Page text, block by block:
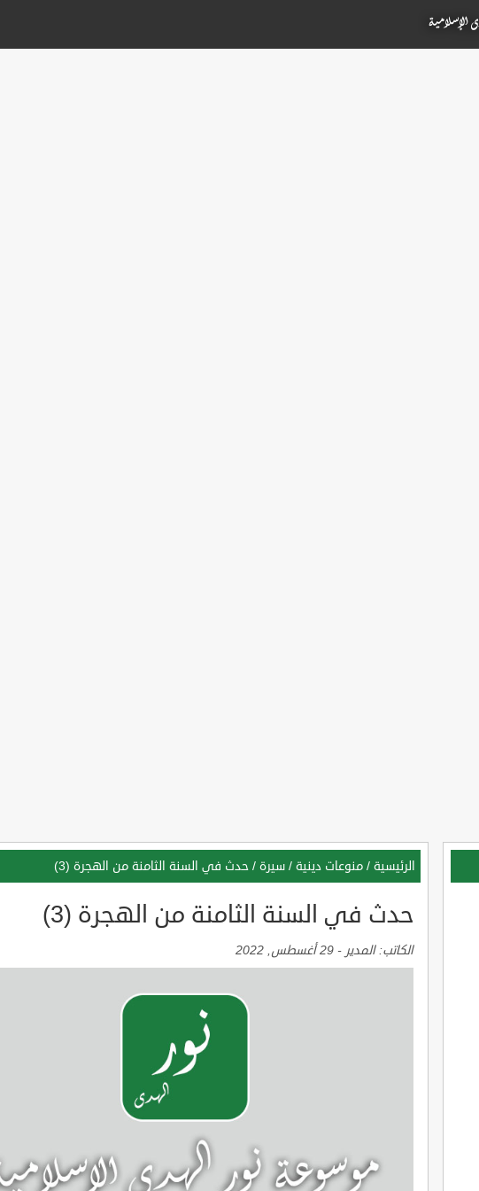
الرئيسية / منوعات دينية / سيرة / حدث في السنة الثامنة من الهجرة (3)
حدث في السنة الثامنة من الهجرة (3)
الكاتب:المدير - 29 أغسطس, 2022